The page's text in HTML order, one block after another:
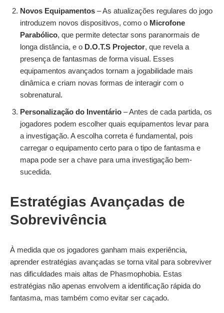
Novos Equipamentos – As atualizações regulares do jogo
introduzem novos dispositivos, como o Microfone
Parabólico, que permite detectar sons paranormais de
longa distância, e o D.O.T.S Projector, que revela a
presença de fantasmas de forma visual. Esses
equipamentos avançados tornam a jogabilidade mais
dinâmica e criam novas formas de interagir com o
sobrenatural.
Personalização do Inventário – Antes de cada partida, os
jogadores podem escolher quais equipamentos levar para
a investigação. A escolha correta é fundamental, pois
carregar o equipamento certo para o tipo de fantasma e
mapa pode ser a chave para uma investigação bem-
sucedida.
Estratégias Avançadas de
Sobrevivência
À medida que os jogadores ganham mais experiência,
aprender estratégias avançadas se torna vital para sobreviver
nas dificuldades mais altas de Phasmophobia. Estas
estratégias não apenas envolvem a identificação rápida do
fantasma, mas também como evitar ser caçado.